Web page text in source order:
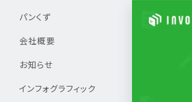
パンくず
会社概要
お知らせ
インフォグラフィック